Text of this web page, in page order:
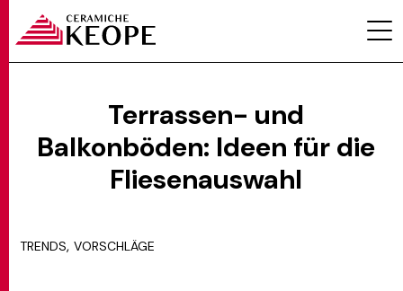
Terrassen- und
Balkonböden: Ideen für die
Fliesenauswahl
TRENDS, VORSCHLÄGE